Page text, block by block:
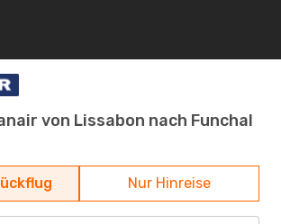
von Lissabon nach Funchal
Nur Hinreise